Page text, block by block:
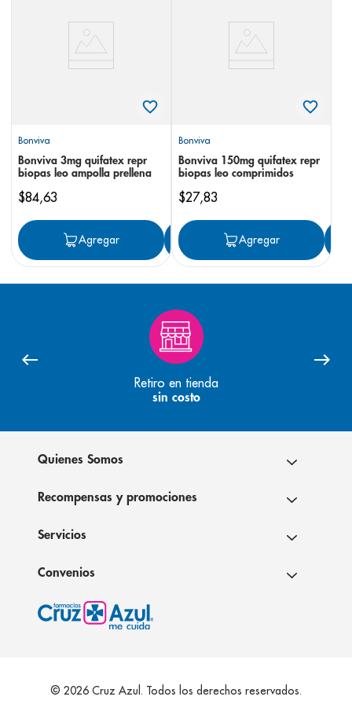
Bonviva
Bonviva 3mg quifatex repr
biopas leo ampolla prellena
$84,63
Agregar Agregar
Bonviva
Bonviva 150mg quifatex repr
biopas leo comprimidos
$27,83
Agregar
Retiro en tienda
sin costo
Quienes Somos
Recompensas y promociones
Servicios
Convenios
© 2026 Cruz Azul. Todos los derechos reservados.
pediasure
desodorante